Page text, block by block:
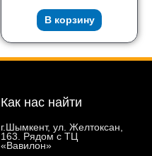
В корзину
Как нас найти
г.Шымкент, ул. Желтоксан,
163. Рядом с ТЦ
«Вавилон»